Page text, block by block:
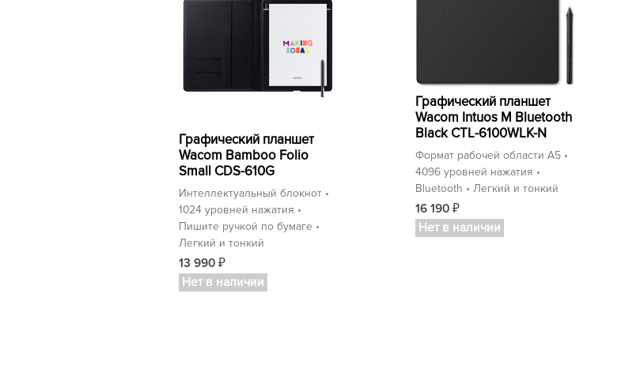
Графический планшет
Wacom Bamboo Folio
Small CDS-610G
Интеллектуальный блокнот •
1024 уровней нажатия •
Пишите ручкой по бумаге •
Легкий и тонкий
13 990 ₽
Нет в наличии
Графический планшет
Wacom Intuos M Bluetooth
Black CTL-6100WLK-N
Формат рабочей области A5 •
4096 уровней нажатия •
Bluetooth • Легкий и тонкий
16 190 ₽
Нет в наличии